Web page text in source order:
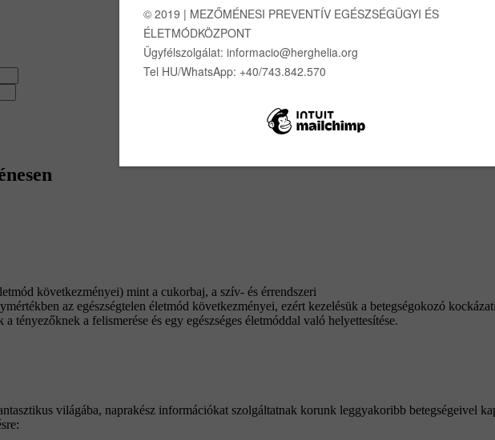
következményei) mint a cukorbaj, a szív- és érrendszeri
az egészségtelen életmód következményei, ezért kezelésük a betegségokozó
tényezőknek a felismerése és egy egészséges életmóddal való helyettesítése.
világába, naprakész információkat szolgáltatnak korunk leggyakoribb betegségeivel